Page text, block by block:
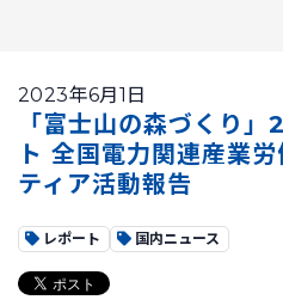
2023年6月1日
「富士山の森づくり
ト 全国電力関連産業
ティア活動報告
レポート 国内ニュース